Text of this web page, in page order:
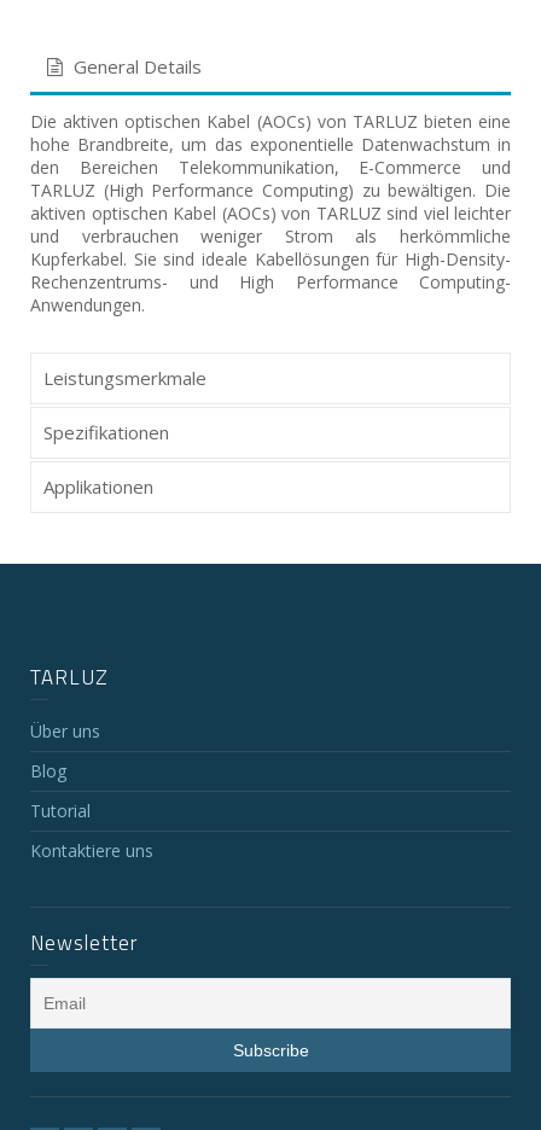
General Details
Die aktiven optischen Kabel (AOCs) von TARLUZ bieten eine
hohe Brandbreite, um das exponentielle Datenwachstum in
den Bereichen Telekommunikation, E-Commerce und
TARLUZ (High Performance Computing) zu bewältigen. Die
aktiven optischen Kabel (AOCs) von TARLUZ sind viel leichter
und verbrauchen weniger Strom als herkömmliche
Kupferkabel. Sie sind ideale Kabellösungen für High-Density-
Rechenzentrums- und High Performance Computing-
Anwendungen.
Leistungsmerkmale
Spezifikationen
Applikationen
TARLUZ
Über uns
Blog
Tutorial
Kontaktiere uns
Newsletter